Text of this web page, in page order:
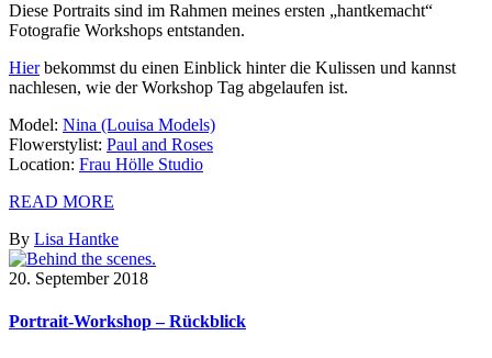
Diese Portraits sind im Rahmen meines ersten „hantkemacht“
Fotografie Workshops entstanden.
Hierbekommst du einen Einblick hinter die Kulissen und kannst
nachlesen, wie der Workshop Tag abgelaufen ist.
Model: Nina (Louisa Models)
Flowerstylist: Paul and Roses
Location: Frau Hölle Studio
READ MORE
By Lisa Hantke
20. September 2018
Portrait-Workshop – Rückblick